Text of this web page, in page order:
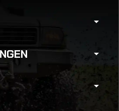
arrow_drop_down
arrow_drop_down
arrow_drop_down